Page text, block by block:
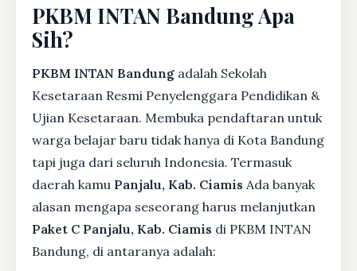
PKBM INTAN Bandung Apa
Sih?
PKBM INTAN Bandung adalah Sekolah
Kesetaraan Resmi Penyelenggara Pendidikan &
Ujian Kesetaraan. Membuka pendaftaran untuk
warga belajar baru tidak hanya di Kota Bandung
tapi juga dari seluruh Indonesia. Termasuk
daerah kamu Panjalu, Kab. Ciamis Ada banyak
alasan mengapa seseorang harus melanjutkan
Paket C Panjalu, Kab. Ciamis di PKBM INTAN
Bandung, di antaranya adalah: